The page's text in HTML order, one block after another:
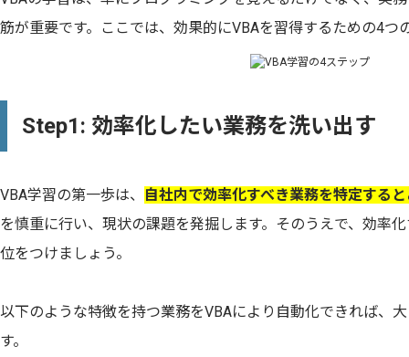
筋が重要です。ここでは、効果的にVBAを習得するための4つ
Step1: 効率化したい業務を洗い出す
VBA学習の第一歩は、
自社内で効率化すべき業務を特定する
を慎重に行い、現状の課題を発掘します。そのうえで、効率
位をつけましょう。
以下のような特徴を持つ業務をVBAにより自動化できれば、
す。